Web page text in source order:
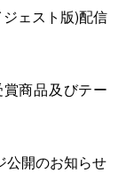
ェスト版)配信
商品及びテー
公開のお知らせ